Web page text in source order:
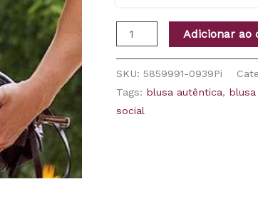
Adicionar ao
SKU: 5859991-0939Pi
Tags: blusa autêntica,
social